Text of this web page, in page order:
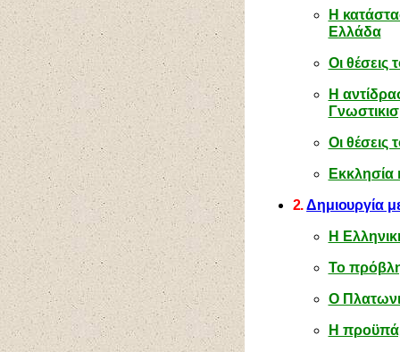
Η
Ελλάδα
Οι θέσεις
Η
Οι θέσεις
Εκκλησία
2.Δημιουργία
Η
Το
Ο
Η